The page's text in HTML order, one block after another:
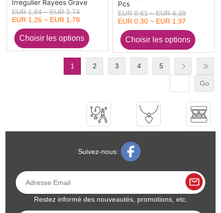
Irregulier Rayees Grave
EUR 1,84 ~ EUR 3,74
EUR 1,26 ~ EUR 1,78
Pcs
EUR 0,61 ~ EUR 4,38
EUR 0,30 ~ EUR 1,97
1 2 3 4 5
Go
Suivez-nous:
Restez informé des nouveautés, promotions, etc.